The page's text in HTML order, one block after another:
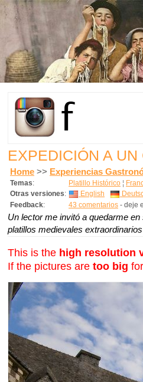
EXPEDICIÓN A
Home >> Experiencias
Temas: Platillo Histórico ¦
Otras versiones: English
Feedback: 43 comentarios - deje
Un lector me invitó a quedarme
platillos medievales
This is the high resolution
If the pictures are too big